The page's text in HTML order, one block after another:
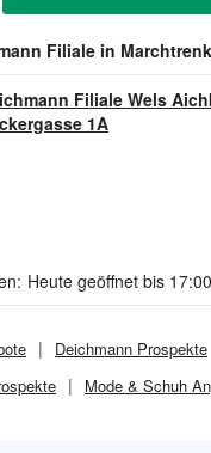
Filiale in Marchtrenk
Filiale Wels
1A
Heute geöffnet bis 17:00
Deichmann Prospekte
Mode & Schuh